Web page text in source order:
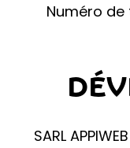
Numéro de
SARL